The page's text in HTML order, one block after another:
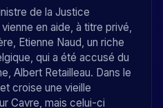
de la Justice
en aide, à titre privé,
Etienne Naud, un riche
qui a été accusé du
Albert Retailleau. Dans le
croise une vieille
Cavre, mais celui-ci